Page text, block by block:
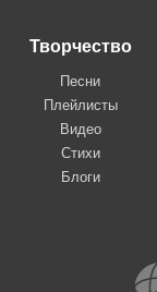
Творчество
Песни
Плейлисты
Видео
Стихи
Блоги